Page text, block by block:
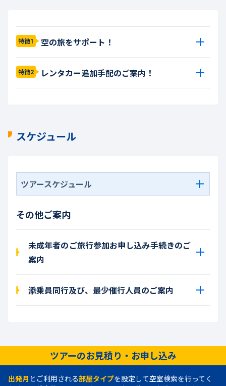
特徴1 空の旅をサポート！
特徴2 レンタカー追加手配のご案内！
スケジュール
ツアースケジュール
その他ご案内
未成年者のご旅行参加お申し込み手続きのご
案内
添乗員同行及び、最少催行人員のご案内
ツアーのお見積り・お申し込み
出発月 とご利用される部屋タイプを設定して空室検索を行ってく